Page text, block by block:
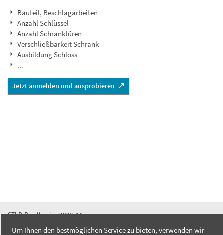
Bauteil, Beschlagarbeiten
Anzahl Schlüssel
Anzahl Schranktüren
Verschließbarkeit Schrank
Ausbildung Schloss
...
Jetzt anmelden und ausprobieren
STLB-Bau Version 2026-04
Um Ihnen den bestmöglichen Service zu bieten, verwenden wir